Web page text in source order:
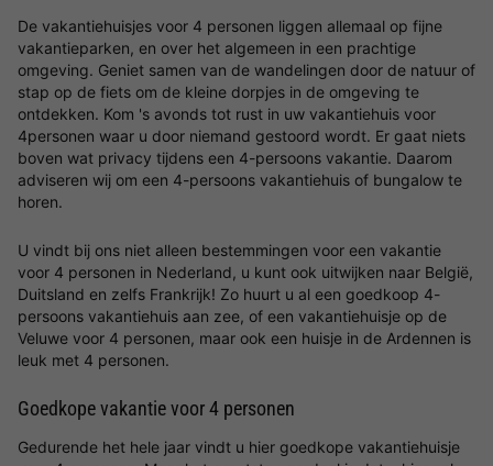
De vakantiehuisjes voor 4 personen liggen allemaal op fijne
vakantieparken, en over het algemeen in een prachtige
omgeving. Geniet samen van de wandelingen door de natuur of
stap op de fiets om de kleine dorpjes in de omgeving te
ontdekken. Kom 's avonds tot rust in uw vakantiehuis voor
4personen waar u door niemand gestoord wordt. Er gaat niets
boven wat privacy tijdens een 4-persoons vakantie. Daarom
adviseren wij om een 4-persoons vakantiehuis of bungalow te
horen.
U vindt bij ons niet alleen bestemmingen voor een vakantie
voor 4 personen in Nederland, u kunt ook uitwijken naar België,
Duitsland en zelfs Frankrijk! Zo huurt u al een goedkoop 4-
persoons vakantiehuis aan zee, of een vakantiehuisje op de
Veluwe voor 4 personen, maar ook een huisje in de Ardennen is
leuk met 4 personen.
Goedkope vakantie voor 4 personen
Gedurende het hele jaar vindt u hier goedkope vakantiehuisje